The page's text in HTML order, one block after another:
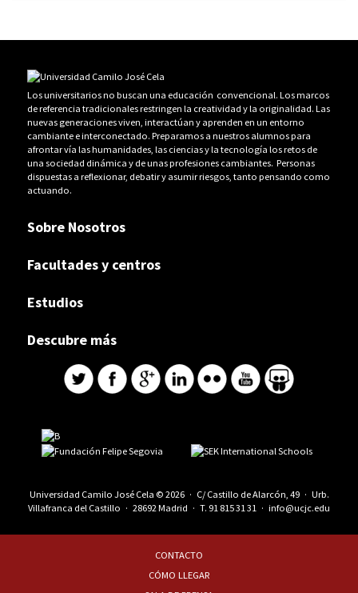
Los universitarios no buscan una educación convencional. Los marcos
de referencia tradicionales restringen la creatividad y la originalidad. Las
nuevas generaciones viven, interactúan y aprenden en un entorno
cambiante e interconectado. Preparamos a nuestros alumnos para
afrontar vía las humanidades, las ciencias y la tecnología los retos de
una sociedad dinámica y de unas profesiones cambiantes. Personas
dispuestas a reflexionar, debatir y asumir riesgos, tanto pensando como
actuando.
Sobre Nosotros
Facultades y centros
Estudios
Descubre más
Universidad Camilo José Cela © 2026 · C/ Castillo de Alarcón, 49 · Urb.
Villafranca del Castillo · 28692 Madrid · T. 91 815 31 31 · info@ucjc.edu
CONTACTO
CÓMO LLEGAR